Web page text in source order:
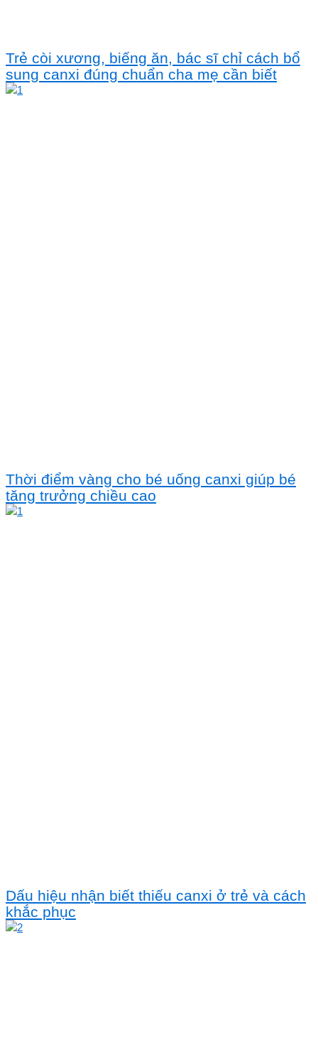
Trẻ còi xương, biếng ăn, bác sĩ chỉ cách bổ
sung canxi đúng chuẩn cha mẹ cần biết
Thời điểm vàng cho bé uống canxi giúp bé
tăng trưởng chiều cao
Dấu hiệu nhận biết thiếu canxi ở trẻ và cách
khắc phục